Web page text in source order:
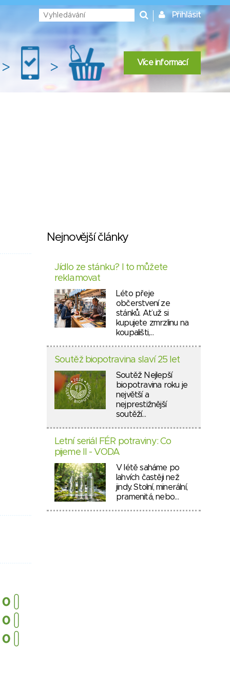
Přihlásit
> > Více informací
Nejnovější články
Jídlo ze stánku? I to můžete
reklamovat
Léto přeje
občerstvení ze
stánků. Ať už si
kupujete zmrzlinu na
koupališti,…
Soutěž biopotravina slaví 25 let
Soutěž Nejlepší
biopotravina roku je
největší a
nejprestižnější
soutěží…
Letní seriál FÉR potraviny: Co
pijeme II - VODA
V létě saháme po
lahvích častěji než
jindy. Stolní, minerální,
pramenitá, nebo…